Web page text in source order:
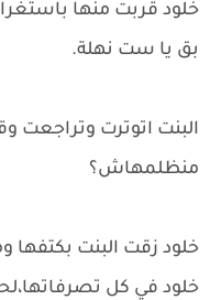
خلود قربت منها
بق يا ست نهلة.
البنت اتوترت وتراجعت
منظلمهاش؟
خلود زقت البنت بكتفها
خلود في كل